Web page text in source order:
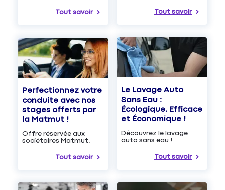
Tout savoir Tout savoir
Perfectionnez votre
conduite avec nos
stages offerts par
la Matmut !
Offre réservée aux
sociétaires Matmut.
Tout savoir
Le Lavage Auto
Sans Eau :
Écologique, Efficace
et Économique !
Découvrez le lavage
auto sans eau !
Tout savoir